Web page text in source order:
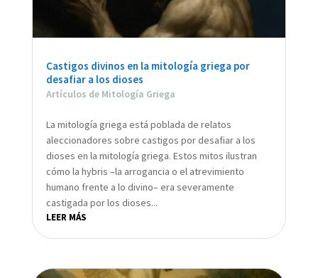
Castigos divinos en la mitología griega por
desafiar a los dioses
Artículos de Mitología Griega
La mitología griega está poblada de relatos
aleccionadores sobre castigos por desafiar a los
dioses en la mitología griega. Estos mitos ilustran
cómo la hybris –la arrogancia o el atrevimiento
humano frente a lo divino– era severamente
castigada por los dioses...
LEER MÁS